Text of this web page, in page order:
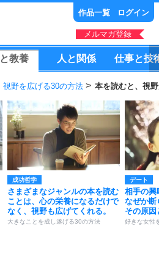
作品一覧 ログイン
メルマガ登録
と教養 人 と 関係 仕事と技
視野を広げる30の方法 本を読むと、視
成功哲学
さまざまなジャンルの本を読む
ことは、心の栄養になるだけで
なく、視野も広げてくれる。
大きなことを成し遂げる30の方法
デート
相手の興
なぜか断
その原因
好きな女性